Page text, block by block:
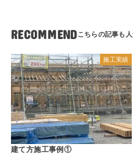
RECOMMEND
施工実績
建て方施工事例①